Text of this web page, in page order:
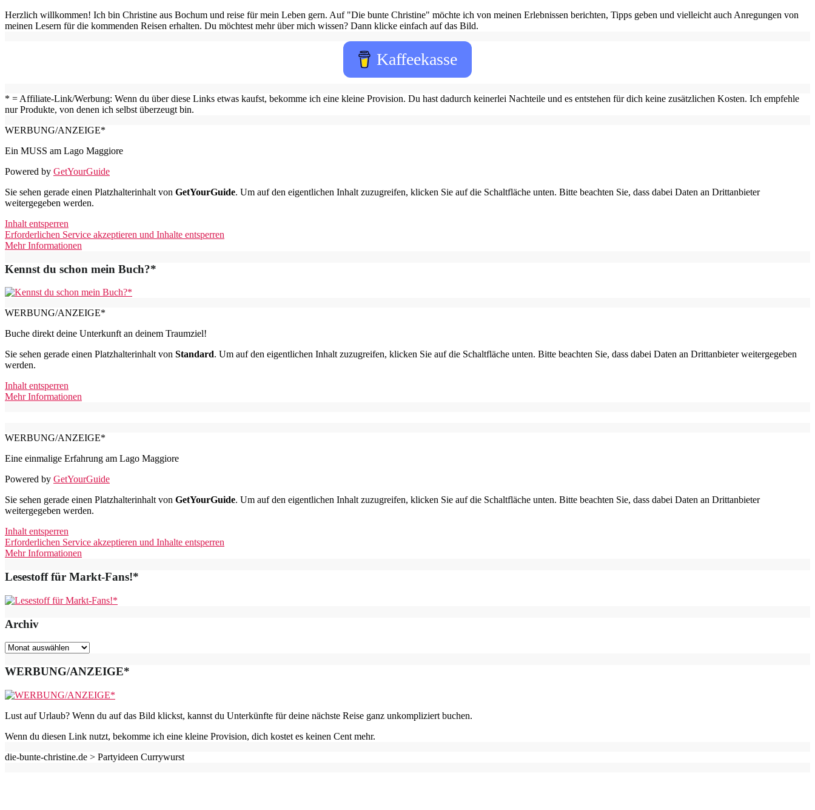
Herzlich willkommen! Ich bin Christine aus Bochum und reise für mein Leben gern. Auf "Die bunte Christine" möchte ich von meinen Erlebnissen berichten, Tipps geben und vielleicht auch Anregungen von
meinen Lesern für die kommenden Reisen erhalten. Du möchtest mehr über mich wissen? Dann klicke einfach auf das Bild.
Kaffeekasse
* = Affiliate-Link/Werbung: Wenn du über diese Links etwas kaufst, bekomme ich eine kleine Provision. Du hast dadurch keinerlei Nachteile und es entstehen für dich keine zusätzlichen Kosten. Ich empfehle
nur Produkte, von denen ich selbst überzeugt bin.
WERBUNG/ANZEIGE*
Ein MUSS am Lago Maggiore
Powered by GetYourGuide
Sie sehen gerade einen Platzhalterinhalt von GetYourGuide. Um auf den eigentlichen Inhalt zuzugreifen, klicken Sie auf die Schaltfläche unten. Bitte beachten Sie, dass dabei Daten an Drittanbieter
weitergegeben werden.
Inhalt entsperren
Erforderlichen Service akzeptieren und Inhalte entsperren
Mehr Informationen
Kennst du schon mein Buch?*
WERBUNG/ANZEIGE*
Buche direkt deine Unterkunft an deinem Traumziel!
Sie sehen gerade einen Platzhalterinhalt von Standard. Um auf den eigentlichen Inhalt zuzugreifen, klicken Sie auf die Schaltfläche unten. Bitte beachten Sie, dass dabei Daten an Drittanbieter weitergegeben
werden.
Inhalt entsperren
Mehr Informationen
WERBUNG/ANZEIGE*
Eine einmalige Erfahrung am Lago Maggiore
Powered by GetYourGuide
Sie sehen gerade einen Platzhalterinhalt von GetYourGuide. Um auf den eigentlichen Inhalt zuzugreifen, klicken Sie auf die Schaltfläche unten. Bitte beachten Sie, dass dabei Daten an Drittanbieter
weitergegeben werden.
Inhalt entsperren
Erforderlichen Service akzeptieren und Inhalte entsperren
Mehr Informationen
Lesestoff für Markt-Fans!*
Archiv
Archiv
WERBUNG/ANZEIGE*
Lust auf Urlaub? Wenn du auf das Bild klickst, kannst du Unterkünfte für deine nächste Reise ganz unkompliziert buchen.
Wenn du diesen Link nutzt, bekomme ich eine kleine Provision, dich kostet es keinen Cent mehr.
die-bunte-christine.de > Partyideen Currywurst